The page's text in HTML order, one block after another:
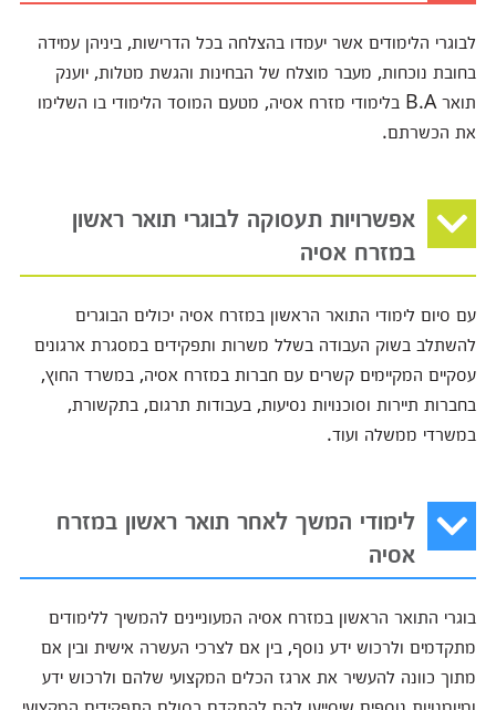
לבוגרי הלימודים אשר יעמדו בהצלחה בכל הדרישות, ביניהן עמידה
בחובת נוכחות, מעבר מוצלח של הבחינות והגשת מטלות, יוענק
תואר B.A בלימודי מזרח אסיה, מטעם המוסד הלימודי בו השלימו
את הכשרתם.
אפשרויות תעסוקה לבוגרי תואר ראשון
במזרח אסיה
עם סיום לימודי התואר הראשון במזרח אסיה יכולים הבוגרים
להשתלב בשוק העבודה בשלל משרות ותפקידים במסגרת ארגונים
עסקיים המקיימים קשרים עם חברות במזרח אסיה, במשרד החוץ,
בחברות תיירות וסוכנויות נסיעות, בעבודות תרגום, בתקשורת,
במשרדי ממשלה ועוד.
לימודי המשך לאחר תואר ראשון במזרח
אסיה
בוגרי התואר הראשון במזרח אסיה המעוניינים להמשיך ללימודים
מתקדמים ולרכוש ידע נוסף, בין אם לצרכי העשרה אישית ובין אם
מתוך כוונה להעשיר את ארגז הכלים המקצועי שלהם ולרכוש ידע